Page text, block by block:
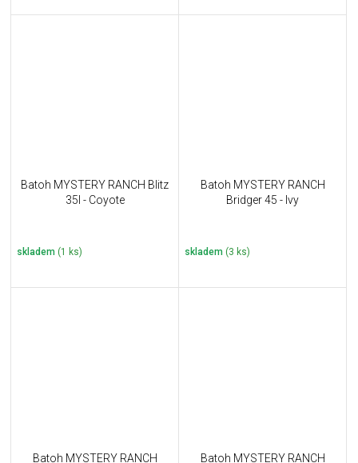
Batoh MYSTERY RANCH Blitz
35l - Coyote
skladem (1 ks)
Batoh MYSTERY RANCH
Bridger 45 - Ivy
skladem (3 ks)
Batoh MYSTERY RANCH
Batoh MYSTERY RANCH